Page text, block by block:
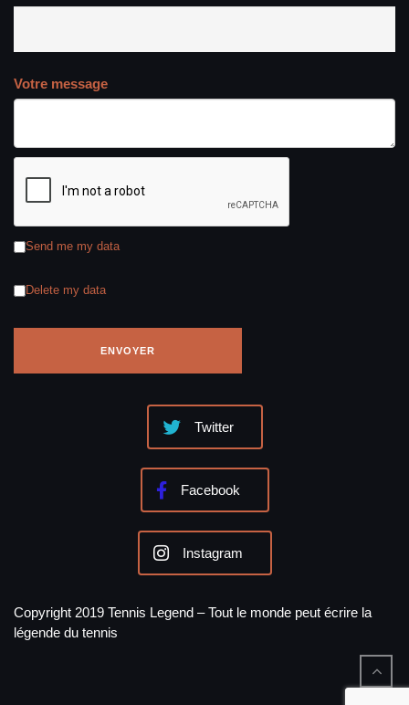
Votre message
Send me my data
Delete my data
Twitter
Facebook
Instagram
Copyright 2019 Tennis Legend – Tout le monde peut écrire la
légende du tennis